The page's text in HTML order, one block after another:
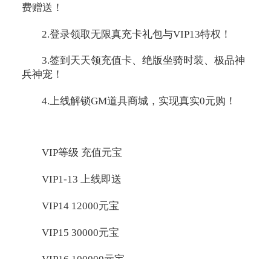
费赠送！
2.登录领取无限真充卡礼包与VIP13特权！
3.签到天天领充值卡、绝版坐骑时装、极品神
兵神宠！
4.上线解锁GM道具商城，实现真实0元购！
VIP等级 充值元宝
VIP1-13 上线即送
VIP14 12000元宝
VIP15 30000元宝